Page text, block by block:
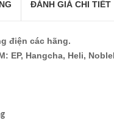
ĐÁNH GIÁ CHI TIẾT
điện các hãng.
EP, Hangcha, Heli,